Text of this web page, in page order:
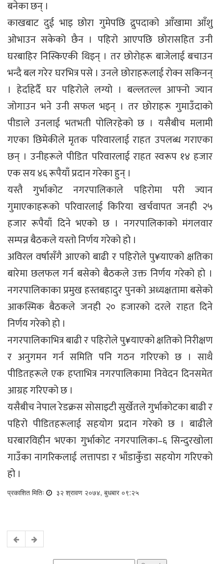
बनेका छन् ।
काखबाट दुई भाइ छोरा गुमेपछि द्रुपदाको आँखामा आँशु
ओभाउन सकेको छैन । पहिरो आएपछि छोरासहित उनी
घरबाहिर निस्किएकी थिइन् । तर छोरोहरू बाजेलाई बचाउन
भन्दै बल गरेर घरभित्र पसे । उनले छोराहरूलाई रोक्न सकिनन्
। हेर्दाहेर्दै घर पहिरोले लग्यो । बल्लतल्ल आफ्नो ज्यान
जोगाउन भने उनी सफल भइन् । तर छोराहरू गुमाउँदाको
पीडाले उनलाई भतभती पोलिरहेको छ । यसैबीच मलामी
गएका छिमेकीले मृतक परिवारलाई राहत उपलब्ध गराएका
छन् । उनीहरूले पीडित परिवारलाई राहत स्वरूप १४ हजार
एक सय ४६ रूपैयाँ प्रदान गरेका हुन् ।
यस्तै गुर्भाकोट नगरपालिकाले पहिरोमा परी ज्यान
गुमाएकाहरूको परिवारलाई किरिया खर्चवापत जनही २५
हजार रूपैयाँ दिने भएको छ । नगरपालिकाको मंगलवार
सम्पन्न बैठकले यस्तो निर्णय गरेको हो ।
अविरल वर्षासँगै आएको बाढी र पहिरोले पु¥याएको क्षतिका
बारेमा छलफल गर्न बसेको बैठकले उक्त निर्णय गरेको हो ।
नगरपालिकाका प्रमुख हस्तबहादुर पुनको अध्यक्षतामा बसेको
आकस्मिक बैठकले जनही २० हजारको दरले राहत दिने
निर्णय गरेको हो ।
नगरपालिकाभित्र बाढी र पहिरोले पु¥याएको क्षतिको निरीक्षण
र अनुगमन गर्न समिति पनि गठन गरिएको छ । साथै
पीडितहरूले एक हप्ताभित्र नगरपालिकामा निवेदन दिनसमेत
आग्रह गरिएको छ ।
यसैबीच नेपाल रेडक्रस सोसाइटी सुर्खेतले गुर्भाकोटका बाढी र
पहिरो पीडितहरूलाई सहयोग प्रदान गरेको छ । बाढीले
घरबारविहीन भएका गुर्भाकोट नगरपालिका–६ सिन्दुरखोला
गाउँका नागरिकलाई लत्तापडा र भाँडाकुँडा सहयोग गरिएको
हो ।
प्रकाशित मितिः ३२ श्रावण २०७४, बुधबार ०९:२५